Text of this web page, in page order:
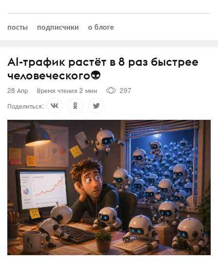
посты подписчики о блоге
AI-трафик растёт в 8 раз быстрее
человеческого👽
28 Апр Время чтения 2 мин
297
Поделиться: